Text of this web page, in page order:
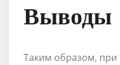
Выводы
Таким образом, при